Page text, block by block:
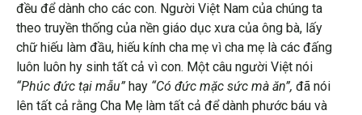
đều để dành cho các con. Người Việt Nam của chúng ta
theo truyền thống của nền giáo dục xưa của ông bà, lấy
chữ hiếu làm đầu, hiếu kính cha mẹ vì cha mẹ là các đấng
luôn luôn hy sinh tất cả vì con. Một câu người Việt nói
“Phúc đức tại mẫu” hay “Có đức mặc sức mà ăn”, đã nói
lên tất cả rằng Cha Mẹ làm tất cả để dành phước báu và